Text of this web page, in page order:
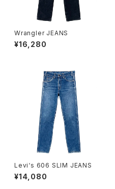
Wrangler JEANS
¥16,280
Levi‘s 606 SLIM JEANS
¥14,080